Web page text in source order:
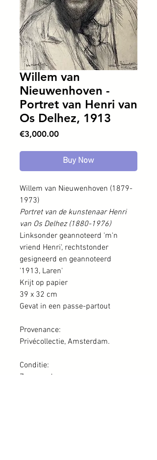
Willem van
Nieuwenhoven -
Portret van Henri van
Os Delhez, 1913
€3,000.00Price
Buy Now
Willem van Nieuwenhoven (1879-
1973)
Portret van de kunstenaar Henri
van Os Delhez (1880-1976)
Linksonder geannoteerd 'm'n
vriend Henri', rechtstonder
gesigneerd en geannoteerd
'1913, Laren'
Krijt op papier
39 x 32 cm
Gevat in een passe-partout
Provenance:
Privécollectie, Amsterdam.
Conditie:
Zeer goed